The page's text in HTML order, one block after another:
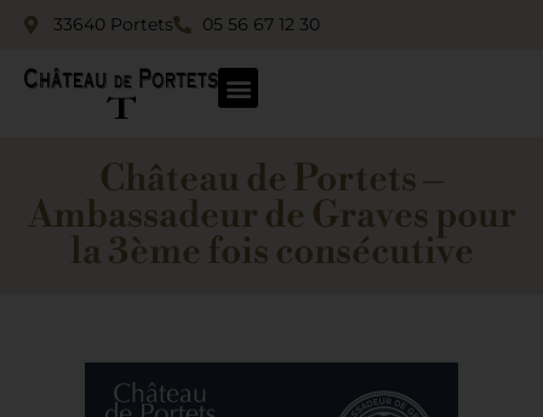
33640 Portets 05 56 67 12 30
Château de Portets –
Ambassadeur de Graves pour
la 3ème fois consécutive